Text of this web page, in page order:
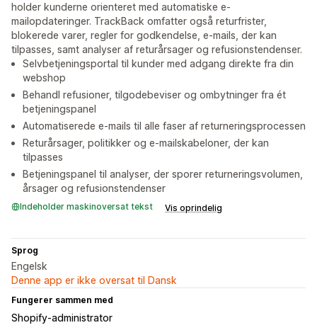
holder kunderne orienteret med automatiske e-
mailopdateringer. TrackBack omfatter også returfrister,
blokerede varer, regler for godkendelse, e-mails, der kan
tilpasses, samt analyser af returårsager og refusionstendenser.
Selvbetjeningsportal til kunder med adgang direkte fra din
webshop
Behandl refusioner, tilgodebeviser og ombytninger fra ét
betjeningspanel
Automatiserede e-mails til alle faser af returneringsprocessen
Returårsager, politikker og e-mailskabeloner, der kan
tilpasses
Betjeningspanel til analyser, der sporer returneringsvolumen,
årsager og refusionstendenser
Indeholder maskinoversat tekst Vis oprindelig
Sprog
Engelsk
Denne app er ikke oversat til Dansk
Fungerer sammen med
Shopify-administrator